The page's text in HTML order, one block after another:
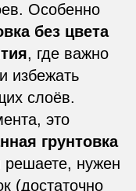
Особенно
без цвета
, где важно
избежать
слоёв.
это
грунтовка
нужен
(достаточно